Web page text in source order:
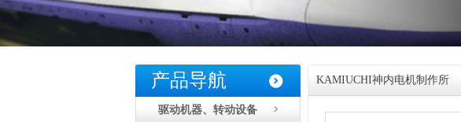
产品导航
驱动机器、转动设备
KAMIUCHI神内电机制作所